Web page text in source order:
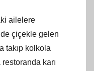
ailelere
çiçekle gelen
takıp kolkola
karı